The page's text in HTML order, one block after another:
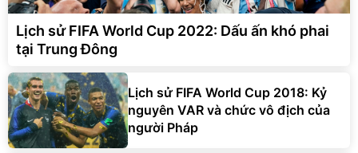
Lịch sử FIFA World Cup 2022: Dấu ấn khó phai
tại Trung Đông
Lịch sử FIFA World Cup 2018: Kỷ
nguyên VAR và chức vô địch của
người Pháp